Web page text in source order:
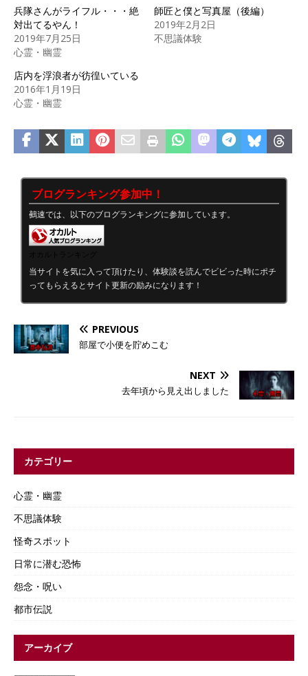
兵隊さんがライフル・・・絶
対出てるやん！
2019年7月25日
心霊・幽霊
師匠と僕と写真屋（後編）
2019年2月2日
不思議体験
店内を浮浪者が彷徨いている
2016年1月19日
心霊・幽霊
ブログランキング参加中！
鵺速では、以下のブログランキングに参加しています。
当サイトを気に入って頂けたり、体験談を読んでビビった時にポチ
ってもらえるとサイト更新の励みになります！
PREVIOUS
部屋で小便を貯めこむ
NEXT
去年頃から見え出しました
カテゴリー
心霊・幽霊
不思議体験
怪奇スポット
日常に潜む恐怖
怨念・呪い
都市伝説
アーカイブ